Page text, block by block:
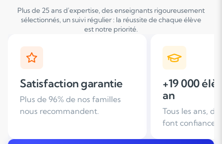
Plus de 25 ans d'expertise, des enseignants rigoureusement
sélectionnés, un suivi régulier : la réussite de chaque élève
est notre priorité.
+19 000 élèves suivis /
an
Tous les ans, des familles nous
+ de 25 ans
Leader du
domicile en